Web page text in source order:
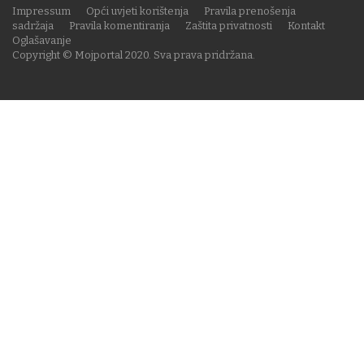
Copyright © Mojportal 2020. Sva prava pridržana.
Impressum Opći uvjeti korištenja
Pravila prenošenja
sadržaja
Pravila komentiranja Zaštita privatnosti
Kontakt
Oglašavanje